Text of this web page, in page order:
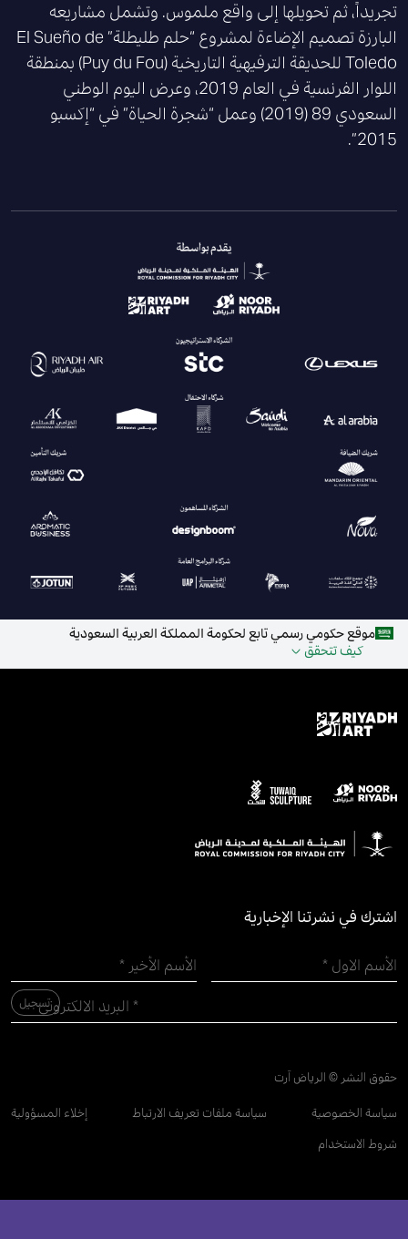
تجريداً، ثم تحويلها إلى واقع ملموس. وتشمل مشاريعه
البارزة تصميم الإضاءة لمشروع “حلم طليطلة” El Sueño de
Toledo للحديقة الترفيهية التاريخية (Puy du Fou) بمنطقة
اللوار الفرنسية في العام 2019، وعرض اليوم الوطني
السعودي 89 (2019) وعمل “شجرة الحياة” في “إكسبو
2015”.
موقع حكومي رسمي تابع لحكومة المملكة العربية السعودية
كيف تتحقق
اشترك في نشرتنا الإخبارية
حقوق النشر © الرياض آرت
سياسة الخصوصية سياسة ملفات تعريف الارتباط
إخلاء المسؤولية
شروط الاستخدام